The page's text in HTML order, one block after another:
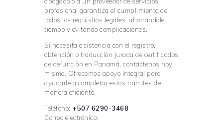
profesional garantiza el cumplimiento de
todos los requisitos legales, ahorrándole
tiempo y evitando complicaciones.
Si necesita asistencia con el registro,
obtención o traducción jurada de certificados
de defunción en Panamá, contáctenos hoy
mismo. Ofrecemos apoyo integral para
ayudarle a completar estos trámites de
manera eficiente.
Teléfono: +507 6290-3468
Correo electrónico: